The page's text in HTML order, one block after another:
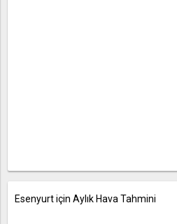
Esenyurt için Aylık Hava Tahmini